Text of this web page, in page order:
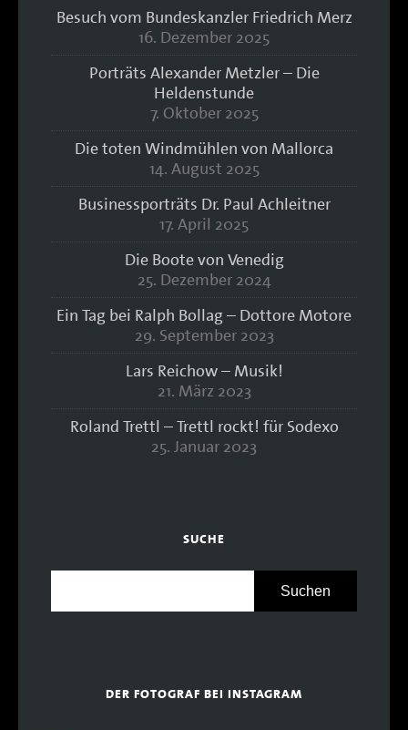
Besuch vom Bundeskanzler Friedrich Merz
16. Dezember 2025
Porträts Alexander Metzler – Die
Heldenstunde
7. Oktober 2025
Die toten Windmühlen von Mallorca
14. August 2025
Businessporträts Dr. Paul Achleitner
17. April 2025
Die Boote von Venedig
25. Dezember 2024
Ein Tag bei Ralph Bollag – Dottore Motore
29. September 2023
Lars Reichow – Musik!
21. März 2023
Roland Trettl – Trettl rockt! für Sodexo
25. Januar 2023
SUCHE
DER FOTOGRAF BEI INSTAGRAM